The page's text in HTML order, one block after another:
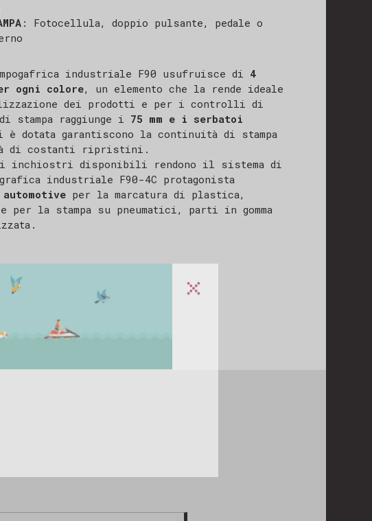
: Fotocellula, doppio pulsante, pedale o
industriale F90 usufruisce di 4
ogni colore, un elemento che la rende ideale
dei prodotti e per i controlli di
stampa raggiunge i 75 mm e i serbatoi
è dotata garantiscono la continuità di stampa
di costanti ripristini.
di inchiostri disponibili rendono il sistema di
industriale F90-4C protagonista
per la marcatura di plastica,
per la stampa su pneumatici, parti in gomma
ti risponderà al